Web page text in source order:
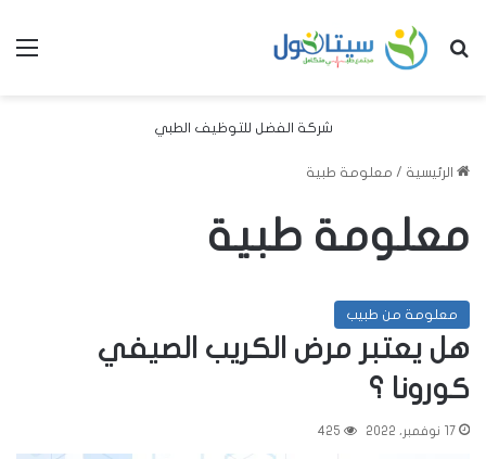
بحث عن
شركة الفضل للتوظيف الطبي
الرئيسية / معلومة طبية
معلومة طبية
معلومة من طبيب
هل يعتبر مرض الكريب الصيفي
كورونا ؟
17 نوفمبر، 2022 425